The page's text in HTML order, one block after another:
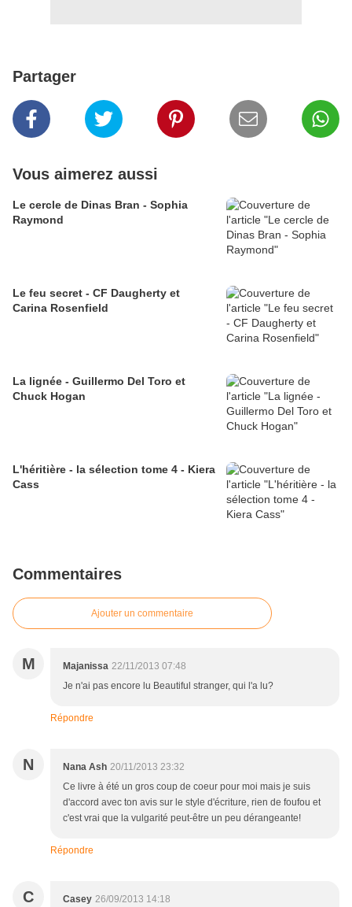
Partager
Vous aimerez aussi
Le cercle de Dinas Bran - Sophia
Raymond
Le feu secret - CF Daugherty et
Carina Rosenfield
La lignée - Guillermo Del Toro et
Chuck Hogan
L'héritière - la sélection tome 4 - Kiera
Cass
Commentaires
Ajouter un commentaire
M Majanissa 22/11/2013 07:48
Je n'ai pas encore lu Beautiful stranger, qui l'a lu?
Répondre
N Nana Ash 20/11/2013 23:32
Ce livre à été un gros coup de coeur pour moi mais je suis
d'accord avec ton avis sur le style d'écriture, rien de foufou et
c'est vrai que la vulgarité peut-être un peu dérangeante!
Répondre
C Casey 26/09/2013 14:18